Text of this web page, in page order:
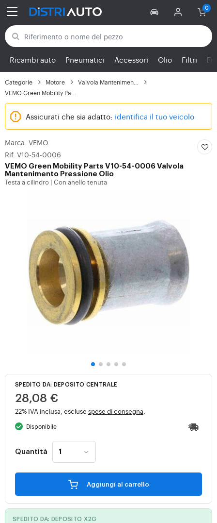
Torna alle categorie
Ricambi auto Pneumatici Accessori Olio Filtri
Categorie Motore
VEMO Green Mobility Pa...
Assicurati che sia adatto: identifica il tuo veicolo
Marca: VEMO
Rif. V10-54-0006
VEMO Green Mobility Parts V10-54-0006 Valvola
Mantenimento Pressione Olio
Testa a cilindro Con anello tenuta
SPEDITO DA: DEPOSITO CENTRALE
28,08 €
22% IVA inclusa, escluse spese di consegna
Disponibile
Quantità
Aggiungi al carrello
SPEDITO DA: DEPOSITO X2G